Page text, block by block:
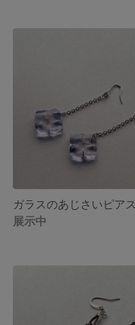
ガラスのあじさいピアス
展示中